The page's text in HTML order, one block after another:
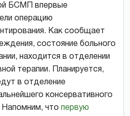
БСМП впервые
операцию
Как сообщает
состояние больного
находится в отделении
терапии. Планируется,
в отделение
консервативного
Напомним, что первую